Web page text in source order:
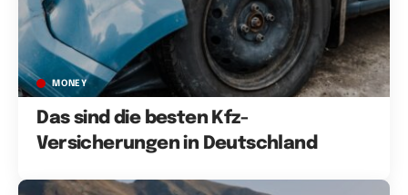
MONEY
Das sind die besten Kfz-
Versicherungen in Deutschland